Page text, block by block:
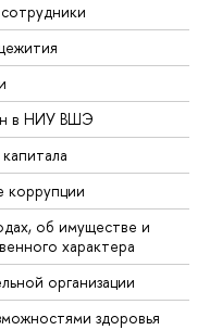
в НИУ ВШЭ
коррупции
об имуществе и
характера
организации
здоровья